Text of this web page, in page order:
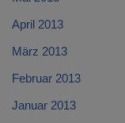
April 2013
März 2013
Februar 2013
Januar 2013